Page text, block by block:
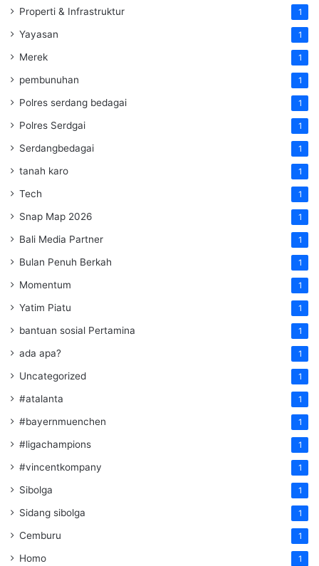
Properti & Infrastruktur 1
Yayasan 1
Merek 1
pembunuhan 1
Polres serdang bedagai 1
Polres Serdgai 1
Serdangbedagai 1
tanah karo 1
Tech 1
Snap Map 2026 1
Bali Media Partner 1
Bulan Penuh Berkah 1
Momentum 1
Yatim Piatu 1
bantuan sosial Pertamina 1
ada apa? 1
Uncategorized 1
#atalanta 1
#bayernmuenchen 1
#ligachampions 1
#vincentkompany 1
Sibolga 1
Sidang sibolga 1
Cemburu 1
Homo 1